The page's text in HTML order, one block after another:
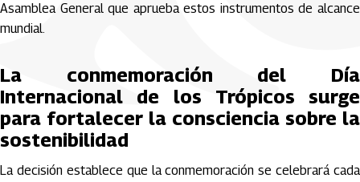
Asamblea General que aprueba estos instrumentos de alcance
mundial.
La conmemoración del Día
Internacional de los Trópicos surge
para fortalecer la consciencia sobre la
sostenibilidad
La decisión establece que la conmemoración se celebrará cada